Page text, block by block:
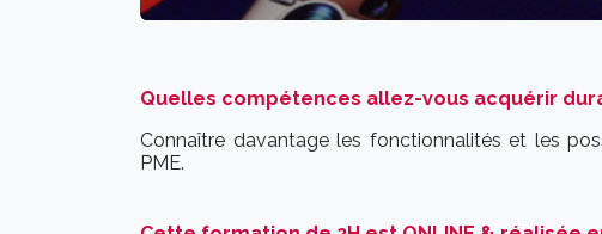
Quelles compétences allez-vous acquérir
Connaître davantage les fonctionnalités et les
PME.